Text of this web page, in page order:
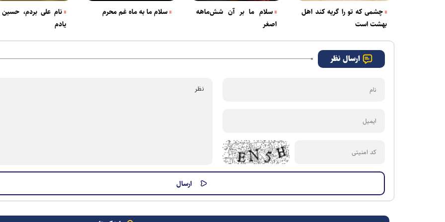
چشمی که تو را گریه کند اهل
بهشت است
سلام ما بر آن شش‌ماهه
اصغر
سلام ما به ماه غم محرم
نام علی بردم، حسین
یادم
ارسال نظر